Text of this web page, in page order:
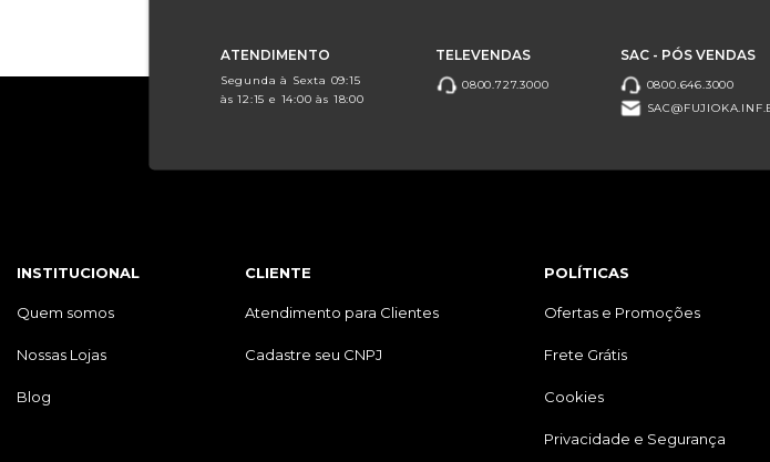
ATENDIMENTO
Segunda à Sexta 09:15
às 12:15 e 14:00 às 18:00
TELEVENDAS
0800.727.3000
SAC - PÓS VENDAS
0800.646.3000
INSTITUCIONAL
Quem somos
Nossas Lojas
Blog
CLIENTE
Atendimento para Clientes
Cadastre seu CNPJ
POLÍTICAS
Ofertas e Promoções
Frete Grátis
Cookies
Privacidade e Segurança